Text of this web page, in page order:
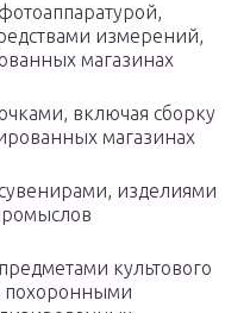
измерений,
магазинах
включая сборку
магазинах
изделиями
культового
похоронными